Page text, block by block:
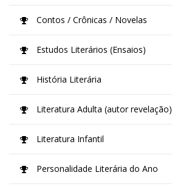
Contos / Crônicas / Novelas
Estudos Literários (Ensaios)
História Literária
Literatura Adulta (autor revelação)
Literatura Infantil
Personalidade Literária do Ano